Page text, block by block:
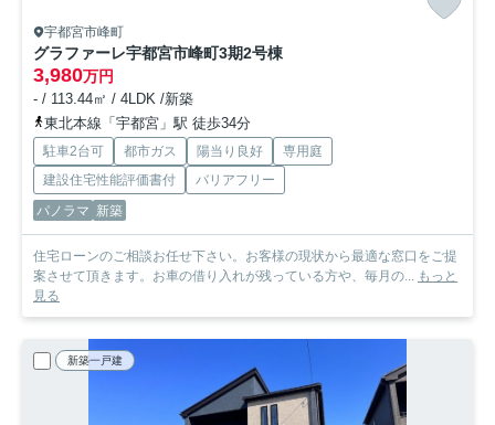
宇都宮市峰町
グラファーレ宇都宮市峰町3期2号棟
3,980万円
- / 113.44㎡ / 4LDK /新築
東北本線「宇都宮」駅 徒歩34分
駐車2台可 都市ガス 陽当り良好
専用庭
建設住宅性能評価書付
バリアフリー
パノラマ 新築
住宅ローンのご相談お任せ下さい。お客様の現状から最適な窓口をご提
案させて頂きます。お車の借り入れが残っている方や、毎月の... もっと
見る
新築一戸建